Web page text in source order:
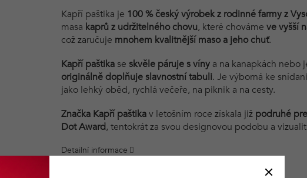
Kapří paštika je 100 % český výrobek z rodinné farmy z
masa kaprů z udržitelného chovu, které chováme ve vyšší
což zaručuje mnohem kvalitnější maso a jeho chuť.
Kapří paštika se skvěle páruje s víny a na kanapkách nebo
originálně doplňuje slavnostní tabuli. Je výborná ke
jako lehký oběd, rychlá večeře, na piknik a na cesty.
Značka Kapří paštikav letošním roce získala již podruhé
Dot Award, tentokrát za svou designovou podobu a
Detailní informace